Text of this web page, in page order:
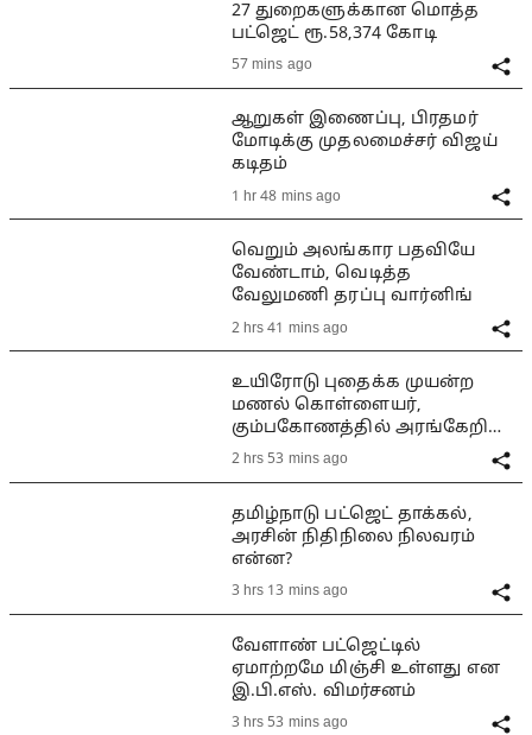
27 துறைகளுக்கான மொத்த
பட்ஜெட் ரூ.58,374 கோடி
57 mins ago
ஆறுகள் இணைப்பு, பிரதமர்
மோடிக்கு முதலமைச்சர் விஜய்
கடிதம்
1 hr 48 mins ago
வெறும் அலங்கார பதவியே
வேண்டாம், வெடித்த
வேலுமணி தரப்பு வார்னிங்
2 hrs 41 mins ago
உயிரோடு புதைக்க முயன்ற
மணல் கொள்ளையர்,
கும்பகோணத்தில் அரங்கேறிய
பயங்கரம்
2 hrs 53 mins ago
தமிழ்நாடு பட்ஜெட் தாக்கல்,
அரசின் நிதிநிலை நிலவரம்
என்ன?
3 hrs 13 mins ago
வேளாண் பட்ஜெட்டில்
ஏமாற்றமே மிஞ்சி உள்ளது என
இ.பி.எஸ். விமர்சனம்
3 hrs 53 mins ago